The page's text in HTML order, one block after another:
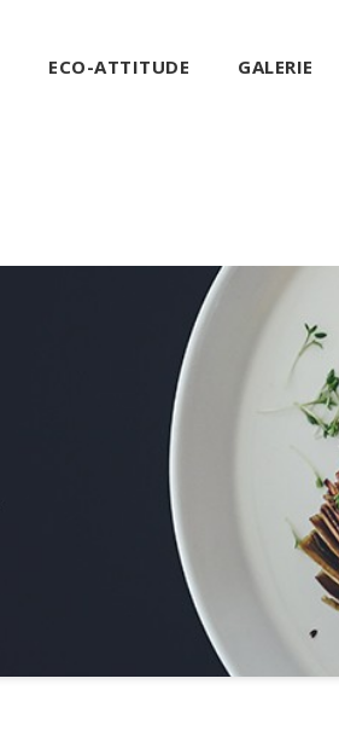
ECO-ATTITUDE GALERIE